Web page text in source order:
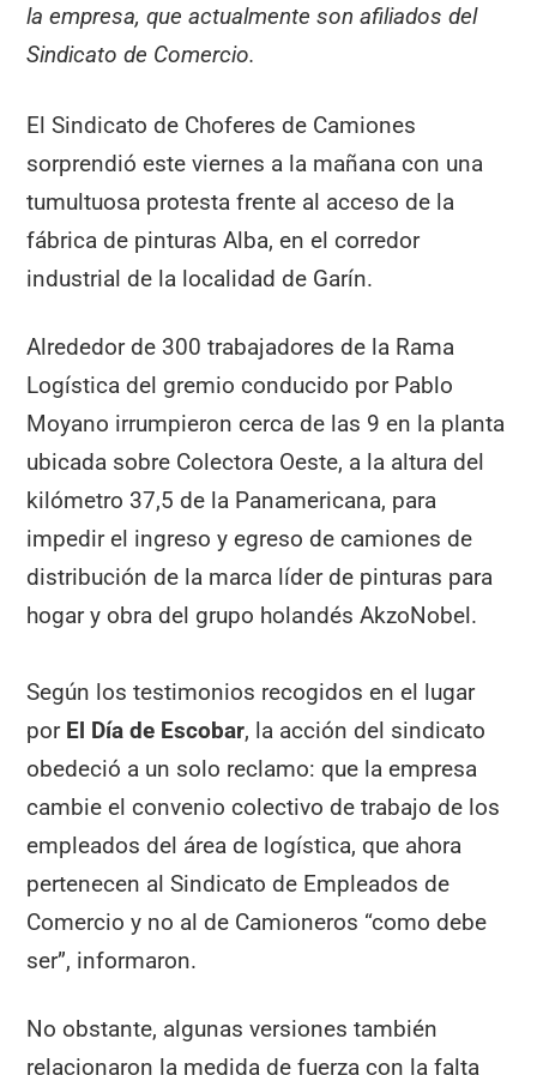
la empresa, que actualmente son afiliados del
Sindicato de Comercio.
El Sindicato de Choferes de Camiones
sorprendió este viernes a la mañana con una
tumultuosa protesta frente al acceso de la
fábrica de pinturas Alba, en el corredor
industrial de la localidad de Garín.
Alrededor de 300 trabajadores de la Rama
Logística del gremio conducido por Pablo
Moyano irrumpieron cerca de las 9 en la planta
ubicada sobre Colectora Oeste, a la altura del
kilómetro 37,5 de la Panamericana, para
impedir el ingreso y egreso de camiones de
distribución de la marca líder de pinturas para
hogar y obra del grupo holandés AkzoNobel.
Según los testimonios recogidos en el lugar
por El Día de Escobar, la acción del sindicato
obedeció a un solo reclamo: que la empresa
cambie el convenio colectivo de trabajo de los
empleados del área de logística, que ahora
pertenecen al Sindicato de Empleados de
Comercio y no al de Camioneros “como debe
ser”, informaron.
No obstante, algunas versiones también
relacionaron la medida de fuerza con la falta